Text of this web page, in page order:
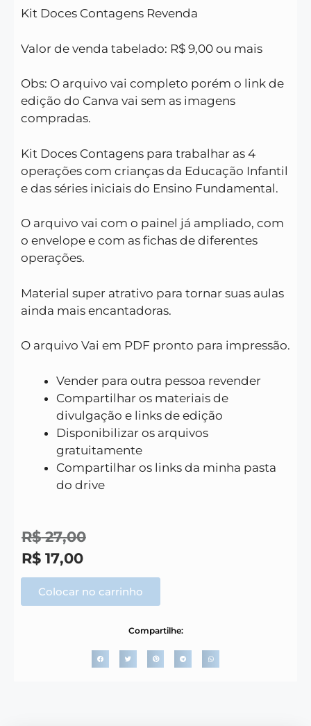
Kit Doces Contagens Revenda
Valor de venda tabelado: R$ 9,00 ou mais
Obs: O arquivo vai completo porém o link de
edição do Canva vai sem as imagens
compradas.
Kit Doces Contagens para trabalhar as 4
operações com crianças da Educação Infantil
e das séries iniciais do Ensino Fundamental.
O arquivo vai com o painel já ampliado, com
o envelope e com as fichas de diferentes
operações.
Material super atrativo para tornar suas aulas
ainda mais encantadoras.
O arquivo Vai em PDF pronto para impressão.
Vender para outra pessoa revender
Compartilhar os materiais de
divulgação e links de edição
Disponibilizar os arquivos
gratuitamente
Compartilhar os links da minha pasta
do drive
R$27,00
R$ 17,00
Colocar no carrinho
Compartilhe: